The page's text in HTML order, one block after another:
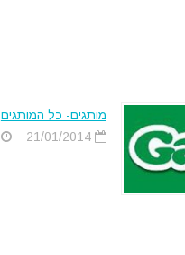
מותגים- כל המותגים
21/01/2014